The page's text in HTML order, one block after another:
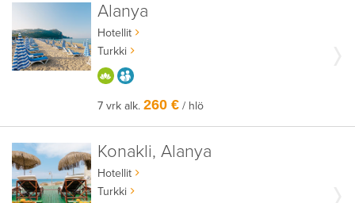
Alanya
Hotellit
Turkki
HYVÄÄN OLOON
7 vrk alk.260 € / hlö
Konakli, Alanya
Hotellit
Turkki